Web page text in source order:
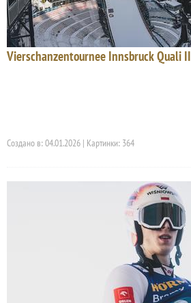
Vierschanzentournee Innsbruck Quali II
Создано в: 04.01.2026 | Картинки: 364